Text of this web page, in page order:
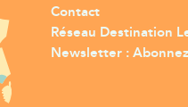
Contact
Réseau Destination
Newsletter :